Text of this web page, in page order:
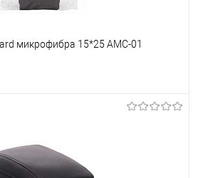
микрофибра 15*25 AMC-01
Недоступно